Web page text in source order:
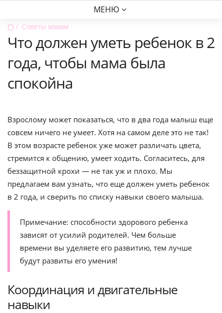
МЕНЮ
▢ Советы мамам
Что должен уметь ребенок в 2
года, чтобы мама была
спокойна
Взрослому может показаться, что в два года малыш еще
совсем ничего не умеет. Хотя на самом деле это не так!
В этом возрасте ребенок уже может различать цвета,
стремится к общению, умеет ходить. Согласитесь, для
беззащитной крохи — не так уж и плохо. Мы
предлагаем вам узнать, что еще должен уметь ребенок
в 2 года, и сверить по списку навыки своего малыша.
Примечание: способности здорового ребенка
зависят от усилий родителей. Чем больше
времени вы уделяете его развитию, тем лучше
будут развиты его умения!
Координация и двигательные
навыки